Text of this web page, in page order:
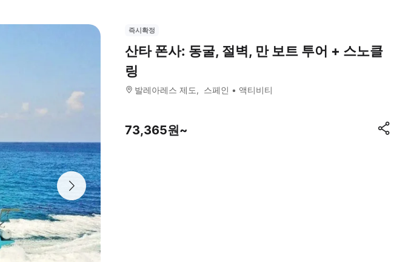
즉시확정
산타 폰사: 동굴, 절벽, 만 보트 투어 + 스노클
링
발레아레스 제도 스페인 액티비티
73,365원~